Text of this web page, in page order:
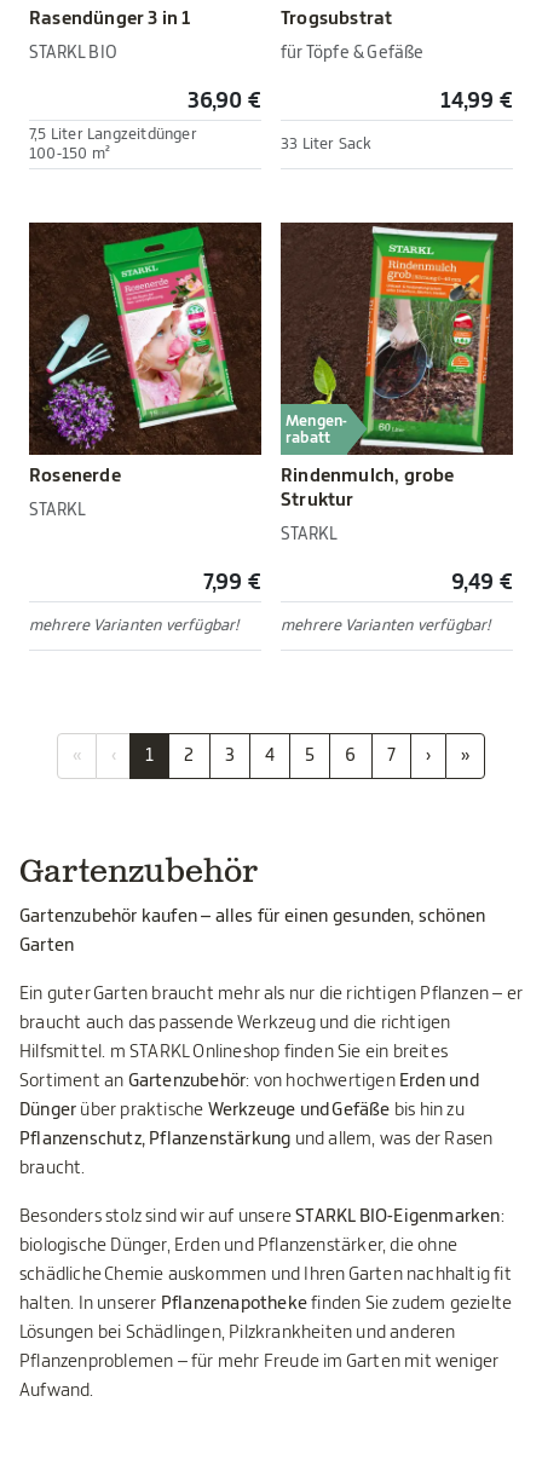
Rasendünger 3 in 1
STARKL BIO
36,90 €
7,5 Liter Langzeitdünger
100-150 m²
Trogsubstrat
für Töpfe & Gefäße
14,99 €
33 Liter Sack
Rosenerde
STARKL
7,99 €
mehrere Varianten verfügbar!
Mengen-
rabatt
Rindenmulch, grobe
Struktur
STARKL
9,49 €
mehrere Varianten verfügbar!
« ‹ 1 2 3 4 5 6 7 › »
Gartenzubehör
Gartenzubehör kaufen – alles für einen gesunden, schönen
Garten
Ein guter Garten braucht mehr als nur die richtigen Pflanzen – er
braucht auch das passende Werkzeug und die richtigen
Hilfsmittel. m STARKL Onlineshop finden Sie ein breites
Sortiment an Gartenzubehör: von hochwertigen Erden und
Dünger über praktische Werkzeuge und Gefäße bis hin zu
Pflanzenschutz, Pflanzenstärkung und allem, was der Rasen
braucht.
Besonders stolz sind wir auf unsereSTARKL BIO-Eigenmarken:
biologische Dünger, Erden und Pflanzenstärker, die ohne
schädliche Chemie auskommen und Ihren Garten nachhaltig fit
halten. In unserer Pflanzenapothekefinden Sie zudem gezielte
Lösungen bei Schädlingen, Pilzkrankheiten und anderen
Pflanzenproblemen – für mehr Freude im Garten mit weniger
Aufwand.